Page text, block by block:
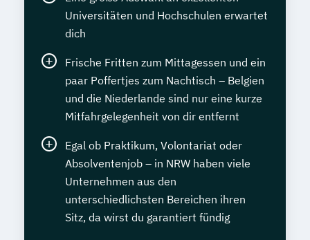
Universitäten und Hochschulen erwartet
dich
Frische Fritten zum Mittagessen und ein
paar Poffertjes zum Nachtisch – Belgien
und die Niederlande sind nur eine kurze
Mitfahrgelegenheit von dir entfernt
Egal ob Praktikum, Volontariat oder
Absolventenjob – in NRW haben viele
Unternehmen aus den
unterschiedlichsten Bereichen ihren
Sitz, da wirst du garantiert fündig